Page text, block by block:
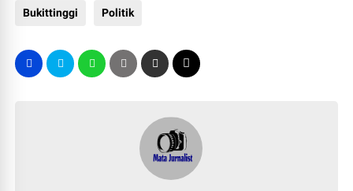
Bukittinggi Politik